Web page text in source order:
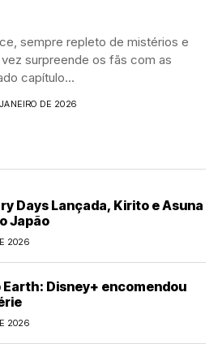
sempre repleto de mistérios e
surpreende os fãs com as
capítulo...
DE 2026
Days Lançada, Kirito e Asuna
Japão
2026
Disney+ encomendou
2026